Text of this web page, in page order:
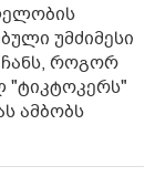
უმძიმესი
როგორ
ამბობს